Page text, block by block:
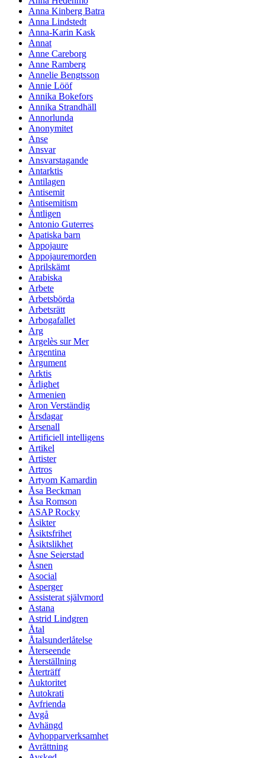
Anna Kinberg Batra
Anna Lindstedt
Anna-Karin Kask
Annat
Anne Careborg
Anne Ramberg
Annelie Bengtsson
Annie Lööf
Annika Bokefors
Annika Strandhäll
Annorlunda
Anonymitet
Anse
Ansvar
Ansvarstagande
Antarktis
Antilagen
Antisemit
Antisemitism
Äntligen
Antonio Guterres
Apatiska barn
Appojaure
Appojauremorden
Aprilskämt
Arabiska
Arbete
Arbetsbörda
Arbetsrätt
Arbogafallet
Arg
Argelès sur Mer
Argentina
Argument
Arktis
Ärlighet
Armenien
Aron Verständig
Årsdagar
Arsenall
Artificiell intelligens
Artikel
Artister
Artros
Artyom Kamardin
Åsa Beckman
Åsa Romson
ASAP Rocky
Åsikter
Åsiktsfrihet
Åsiktslikhet
Åsne Seierstad
Åsnen
Asocial
Asperger
Assisterat självmord
Astana
Astrid Lindgren
Åtal
Åtalsunderlåtelse
Återseende
Återställning
Återträff
Auktoritet
Autokrati
Avfrienda
Avgå
Avhängd
Avhopparverksamhet
Avrättning